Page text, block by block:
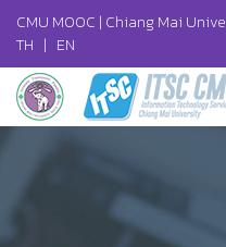
CMU MOOC | Chiang Mai
TH | EN